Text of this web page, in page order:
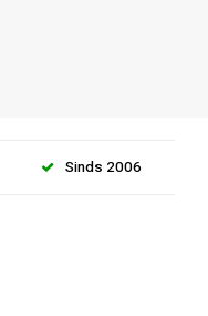
Sinds 2006